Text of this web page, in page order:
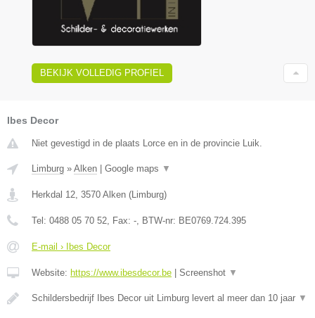
BEKIJK VOLLEDIG PROFIEL
Ibes Decor
Niet gevestigd in de plaats Lorce en in de provincie Luik.
Limburg » Alken Google maps ▼
Herkdal 12, 3570 Alken (Limburg)
Tel: 0488 05 70 52, Fax: -, BTW-nr: BE0769.724.395
E-mail › Ibes Decor
Website: https://www.ibesdecor.be Screenshot ▼
Schildersbedrijf Ibes Decor uit Limburg levert al meer dan 10 jaar ▼